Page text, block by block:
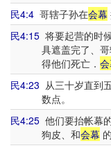
民4:4 哥辖子孙在会幕
民4:15 将要起营的时
具遮盖完了、
得他们死亡．
民4:23 从三十岁直到
数点。
民4:25 他们要抬帐幕
狗皮、和会幕